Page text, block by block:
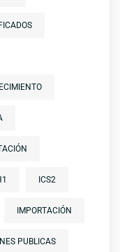
ICS2
IMPORTACIÓN
PUBLICAS